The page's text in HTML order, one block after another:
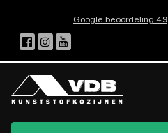
Google beoordeling 4.9